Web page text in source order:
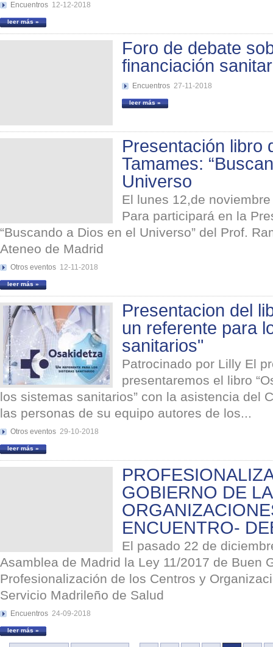
Encuentros 12-12-2018
leer más »
Foro de debate
financiación
Encuentros 27-11-2018
leer más »
Presentación libro
Tamames:
Universo
El lunes 12,de
Para participará en la
“Buscando a Dios en el Universo” del Prof.
Ateneo de Madrid
Otros eventos 12-11-2018
leer más »
Presentacion del
un referente para
sanitarios"
Patrocinado por Lilly El
presentaremos el libro
los sistemas sanitarios” con la asistencia del
las personas de su equipo autores de los...
Otros eventos 29-10-2018
leer más »
GOBIERNO DE
ENCUENTRO-
El pasado 22 de
Asamblea de Madrid la Ley 11/2017 de Buen
Profesionalización de los Centros y
Servicio Madrileño de Salud
Encuentros 24-09-2018
leer más »